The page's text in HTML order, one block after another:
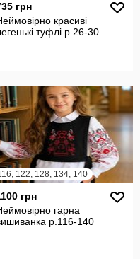
грн
красиві
туфлі р.26-30
122, 128, 134, 140
грн
гарна
р.116-140